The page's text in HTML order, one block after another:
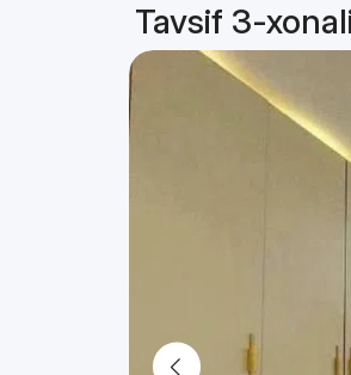
Tavsif 3-